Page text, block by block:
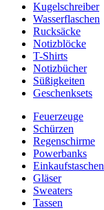
Kugelschreiber
Wasserflaschen
Rucksäcke
Notizblöcke
T-Shirts
Notizbücher
Süßigkeiten
Geschenksets
Feuerzeuge
Schürzen
Regenschirme
Powerbanks
Einkaufstaschen
Gläser
Sweaters
Tassen